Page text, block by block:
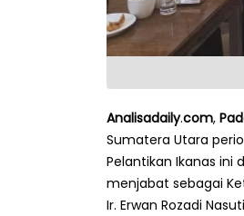
Analisadaily.com,
Sumatera Utara
Pelantikan Ikanas ini
menjabat sebagai
Ir. Erwan Rozadi